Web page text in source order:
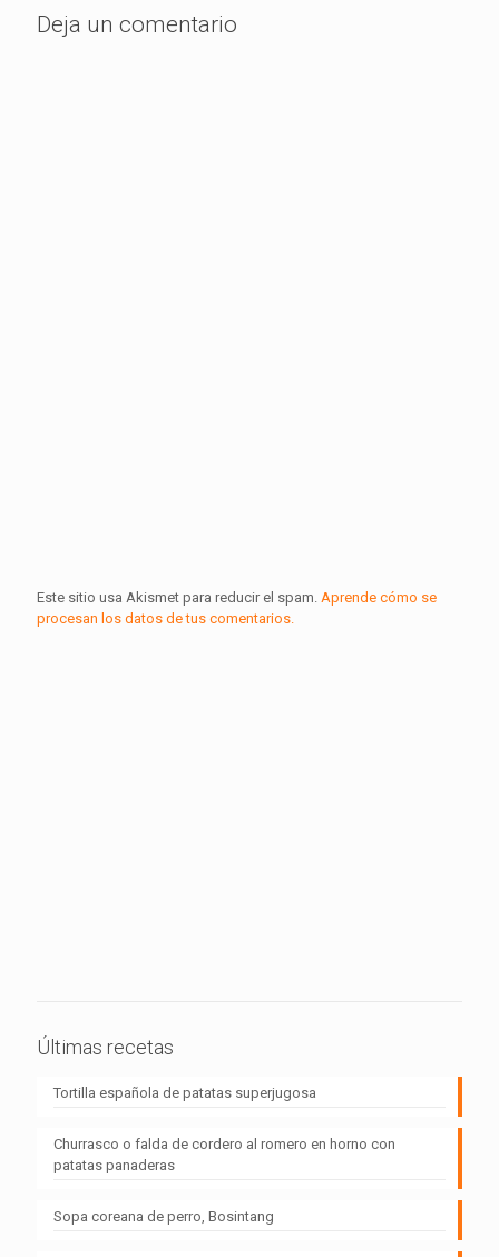
Deja un comentario
Este sitio usa Akismet para reducir el spam. Aprende cómo se
procesan los datos de tus comentarios.
Últimas recetas
Tortilla española de patatas superjugosa
Churrasco o falda de cordero al romero en horno con
patatas panaderas
Sopa coreana de perro, Bosintang